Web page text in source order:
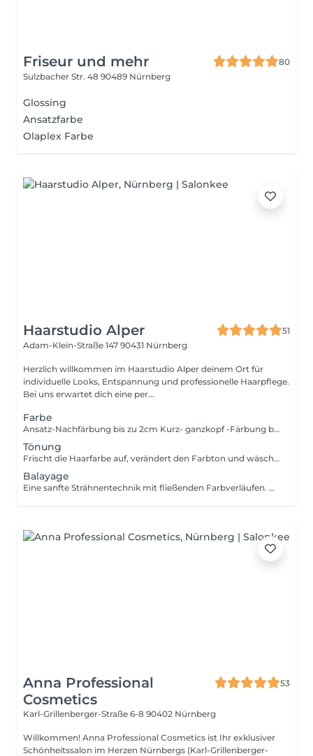
Friseur und mehr
80
Sulzbacher Str. 48 90489 Nürnberg
Glossing
Ansatzfarbe
Olaplex Farbe
Haarstudio Alper
51
Adam-Klein-Straße 147 90431 Nürnberg
Herzlich willkommen im Haarstudio Alper deinem Ort für
individuelle Looks, Entspannung und professionelle Haarpflege.
Bei uns erwartet dich eine per...
Farbe
Ansatz-Nachfärbung bis zu 2cm Kurz- ganzkopf -Färbung bis Schulter - bedeutet eine einheitliche Einfärbung von Ansatz bis zu den Spitzen auf Schulterhöhe. Lang- ganzkopf -Färbung ab Schulter - bedeutet eine einheitliche Einfärbung von Ansatz bis zu den Spitzen ab Schulterlänge. Quick Service oder PLEX+ Intensive Pflege zu buchbar.
Tönung
Frischt die Haarfarbe auf, verändert den Farbton und wäscht sich nach und nach wieder aus. Haltbarkeit ca. 4-6 Wochen. Keine Aufhellung. Quick Service zu buchbar.
Balayage
Eine sanfte Strähnentechnik mit fließenden Farbverläufen. Das Haar wird natürlich aufgehellt, mit weichen Übergängen und einem weichen, herauswachsenden Ergebnis. Quick Service oder PLEX+ Intensive Pflege zu buchbar.
Anna Professional
Cosmetics
53
Karl-Grillenberger-Straße 6-8 90402 Nürnberg
Willkommen! Anna Professional Cosmetics ist Ihr exklusiver
Schönheitssalon im Herzen Nürnbergs (Karl-Grillenberger-